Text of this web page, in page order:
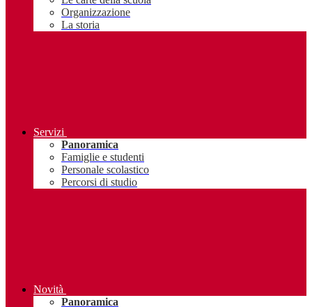
Organizzazione
La storia
Servizi
Panoramica
Famiglie e studenti
Personale scolastico
Percorsi di studio
Novità
Panoramica